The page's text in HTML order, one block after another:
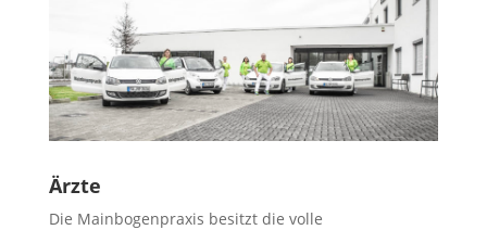
Ärzte
Die Mainbogenpraxis besitzt die volle